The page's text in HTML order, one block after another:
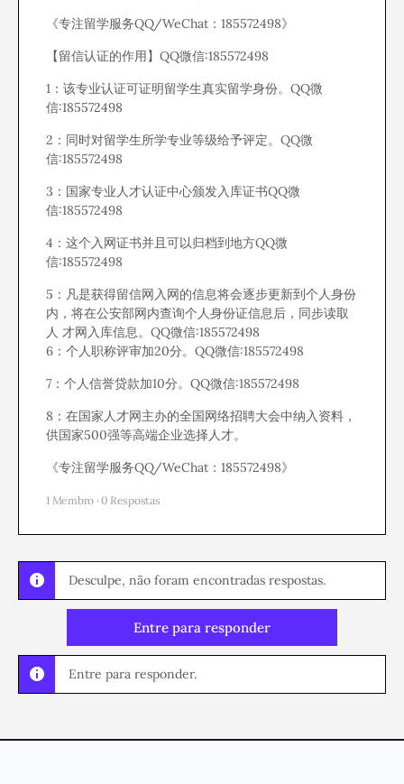
《专注留学服务QQ/WeChat：185572498》
【留信认证的作用】QQ微信:185572498
1：该专业认证可证明留学生真实留学身份。QQ微
信:185572498
2：同时对留学生所学专业等级给予评定。QQ微
信:185572498
3：国家专业人才认证中心颁发入库证书QQ微
信:185572498
4：这个入网证书并且可以归档到地方QQ微
信:185572498
5：凡是获得留信网入网的信息将会逐步更新到个人身份
内，将在公安部网内查询个人身份证信息后，同步读取
人 才网入库信息。QQ微信:185572498
6：个人职称评审加20分。QQ微信:185572498
7：个人信誉贷款加10分。QQ微信:185572498
8：在国家人才网主办的全国网络招聘大会中纳入资料，
供国家500强等高端企业选择人才。
《专注留学服务QQ/WeChat：185572498》
1 Membro · 0 Respostas
Desculpe, não foram encontradas respostas.
Entre para responder
Entre para responder.